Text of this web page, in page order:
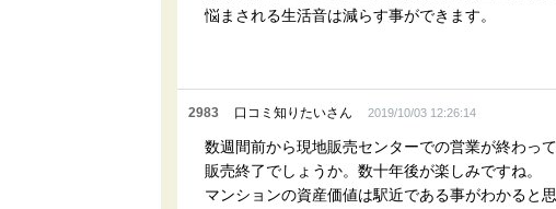
悩まされる生活音は減らす事ができます。
2983 口コミ知りたいさん 2019/10/03 12:26:14
数週間前から現地販売センターでの営業が終わって
販売終了でしょうか。数十年後が楽しみですね。
マンションの資産価値は駅近である事がわかると思